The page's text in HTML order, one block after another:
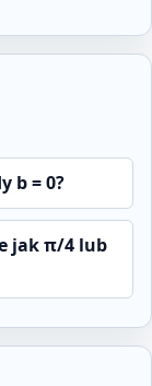
b = 0?
jak π/4 lub